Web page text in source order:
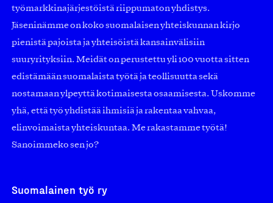
työmarkkinajärjestöistä riippumaton yhdistys.
Jäseninämme on koko suomalaisen yhteiskunnan kirjo
pienistä pajoista ja yhteisöistä kansainvälisiin
suuryrityksiin. Meidät on perustettu yli 100 vuotta sitten
edistämään suomalaista työtä ja teollisuutta sekä
nostamaan ylpeyttä kotimaisesta osaamisesta. Uskomme
yhä, että työ yhdistää ihmisiä ja rakentaa vahvaa,
elinvoimaista yhteiskuntaa. Me rakastamme työtä!
Sanoimmeko sen jo?
Suomalainen työ ry